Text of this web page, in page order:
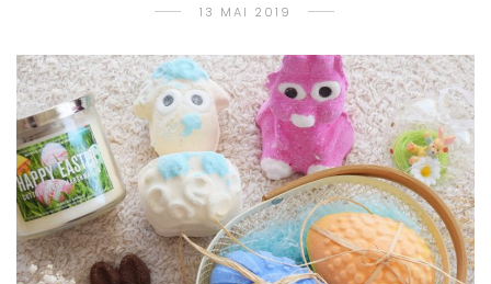
13 MAI 2019